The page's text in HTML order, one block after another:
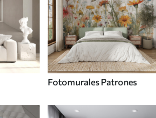
Fotomurales Patrones